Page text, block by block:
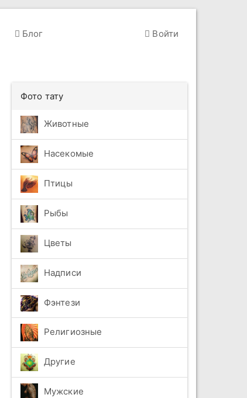
Блог Войти
Фото тату
Животные
Насекомые
Птицы
Рыбы
Цветы
Надписи
Фэнтези
Религиозные
Другие
Мужские